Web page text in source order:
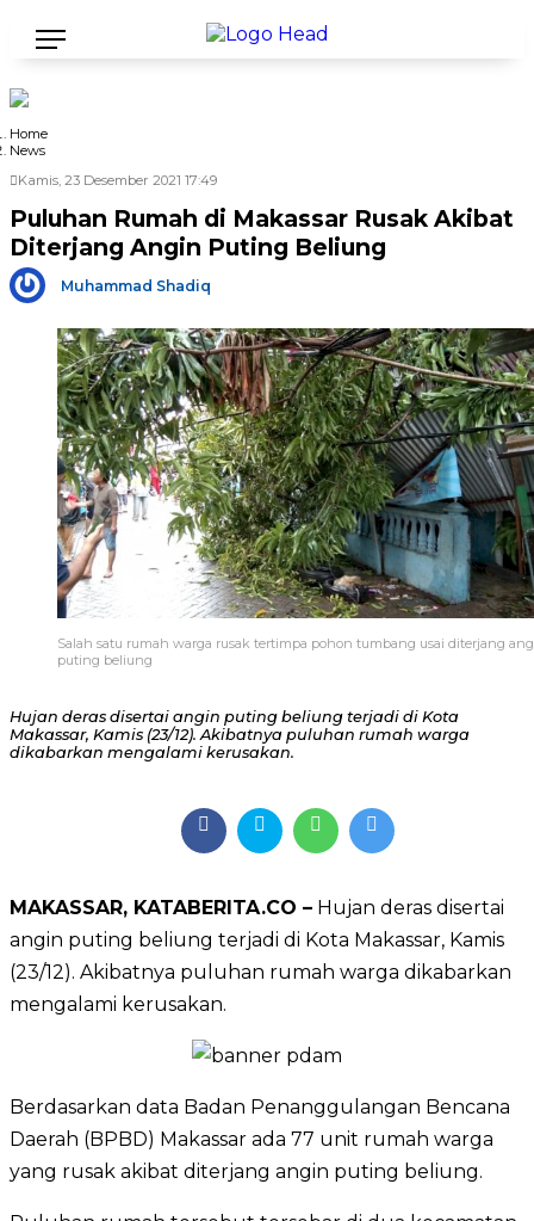
Home
News
Kamis, 23 Desember 2021 17:49
Puluhan Rumah di Makassar Rusak Akibat
Diterjang Angin Puting Beliung
Muhammad Shadiq
Salah satu rumah warga rusak tertimpa pohon tumbang usai diterjang
puting beliung
Hujan deras disertai angin puting beliung terjadi di Kota
Makassar, Kamis (23/12). Akibatnya puluhan rumah warga
dikabarkan mengalami kerusakan.
MAKASSAR, KATABERITA.CO – Hujan deras disertai
angin puting beliung terjadi di Kota Makassar, Kamis
(23/12). Akibatnya puluhan rumah warga dikabarkan
mengalami kerusakan.
Berdasarkan data Badan Penanggulangan Bencana
Daerah (BPBD) Makassar ada 77 unit rumah warga
yang rusak akibat diterjang angin puting beliung.